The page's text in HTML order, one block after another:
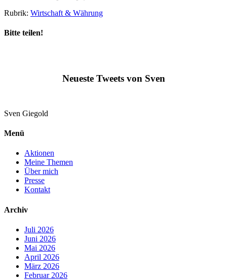
Rubrik: Wirtschaft & Währung
Bitte teilen!
Neueste Tweets von Sven
Sven Giegold
Menü
Aktionen
Meine Themen
Über mich
Presse
Kontakt
Archiv
Juli 2026
Juni 2026
Mai 2026
April 2026
März 2026
Februar 2026